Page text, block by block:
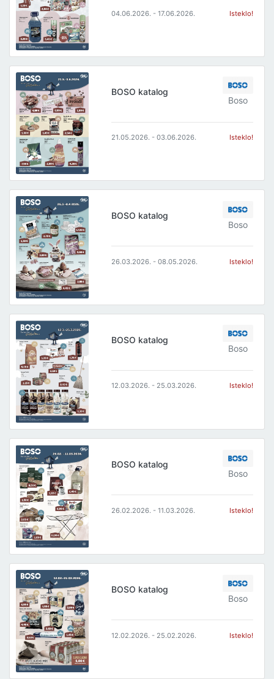
04.06.2026. - 17.06.2026. Isteklo!
BOSO katalog
Boso
21.05.2026. - 03.06.2026. Isteklo!
BOSO katalog
Boso
26.03.2026. - 08.05.2026. Isteklo!
BOSO katalog
Boso
12.03.2026. - 25.03.2026. Isteklo!
BOSO katalog
Boso
26.02.2026. - 11.03.2026. Isteklo!
BOSO katalog
Boso
12.02.2026. - 25.02.2026. Isteklo!